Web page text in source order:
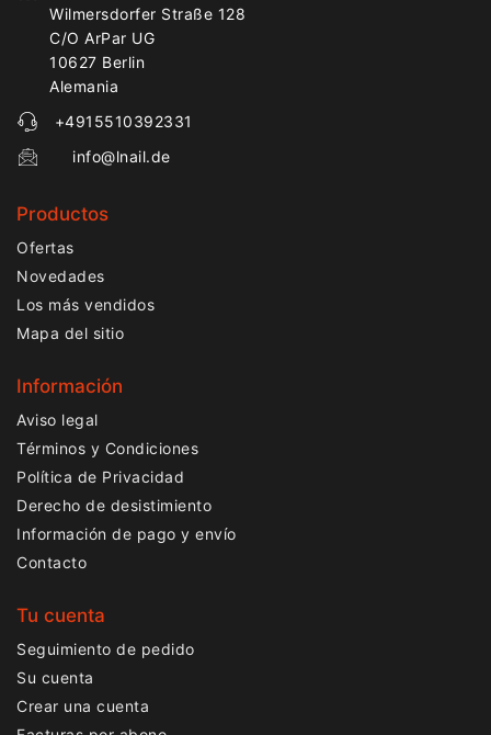
Wilmersdorfer Straße 128
C/O ArPar UG
10627 Berlin
Alemania
+4915510392331
info@lnail.de
Productos
Ofertas
Novedades
Los más vendidos
Mapa del sitio
Información
Aviso legal
Términos y Condiciones
Política de Privacidad
Derecho de desistimiento
Información de pago y envío
Contacto
Tu cuenta
Seguimiento de pedido
Su cuenta
Crear una cuenta